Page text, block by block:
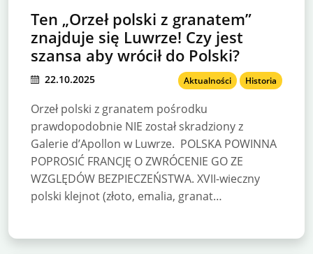
Ten „Orzeł polski z granatem”
znajduje się Luwrze! Czy jest
szansa aby wrócił do Polski?
22.10.2025 Aktualności Historia
Orzeł polski z granatem pośrodku
prawdopodobnie NIE został skradziony z
Galerie d’Apollon w Luwrze. POLSKA POWINNA
POPROSIĆ FRANCJĘ O ZWRÓCENIE GO ZE
WZGLĘDÓW BEZPIECZEŃSTWA. XVII-wieczny
polski klejnot (złoto, emalia, granat…